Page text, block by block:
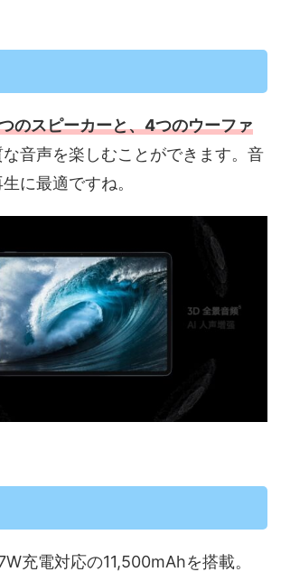
のスピーカーと、4つのウーファ
音声を楽しむことができます。音
に最適ですね。
充電対応の11,500mAhを搭載。